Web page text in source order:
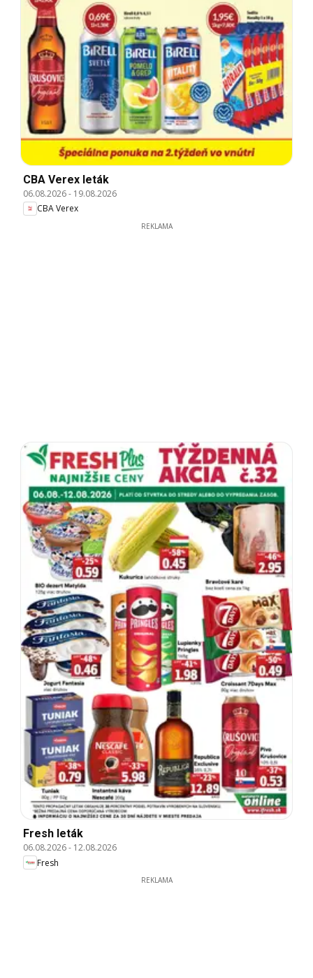
CBA Verex leták
06.08.2026- 19.08.2026
CBA Verex
REKLAMA
Fresh leták
06.08.2026- 12.08.2026
Fresh
REKLAMA